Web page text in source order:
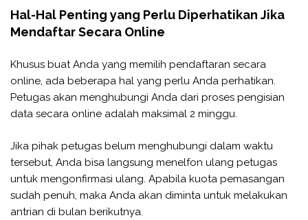
Hal-Hal Penting yang Perlu Diperhatikan Jika
Mendaftar Secara Online
Khusus buat Anda yang memilih pendaftaran secara
online, ada beberapa hal yang perlu Anda perhatikan.
Petugas akan menghubungi Anda dari proses pengisian
data secara online adalah maksimal 2 minggu.
Jika pihak petugas belum menghubungi dalam waktu
tersebut, Anda bisa langsung menelfon ulang petugas
untuk mengonfirmasi ulang. Apabila kuota pemasangan
sudah penuh, maka Anda akan diminta untuk melakukan
antrian di bulan berikutnya.